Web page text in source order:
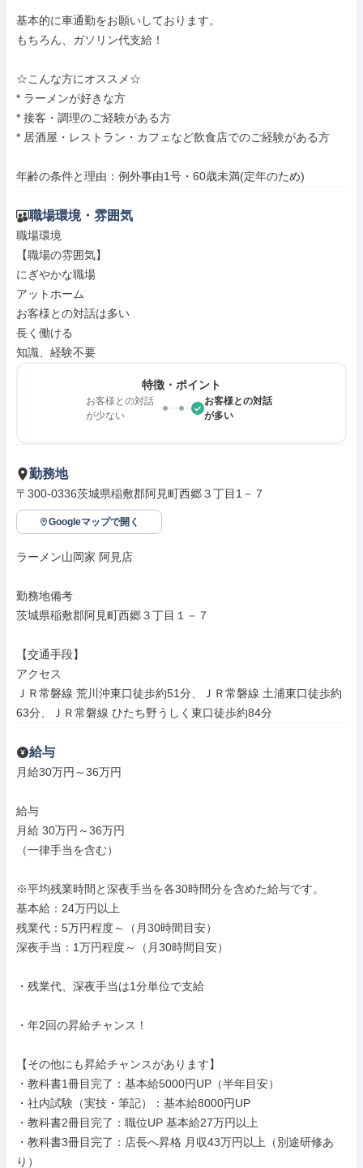
基本的に車通勤をお願いしております。
もちろん、ガソリン代支給！
☆こんな方にオススメ☆
* ラーメンが好きな方
* 接客・調理のご経験がある方
* 居酒屋・レストラン・カフェなど飲食店でのご経験がある方
年齢の条件と理由：例外事由1号・60歳未満(定年のため)
職場環境・雰囲気
職場環境
【職場の雰囲気】
にぎやかな職場
アットホーム
お客様との対話は多い
長く働ける
知識、経験不要
特徴・ポイント
お客様との対話
が少ない
お客様との対話
が多い
勤務地
〒300-0336茨城県稲敷郡阿見町西郷３丁目1－７
Googleマップで開く
ラーメン山岡家 阿見店
勤務地備考
茨城県稲敷郡阿見町西郷３丁目１－７
【交通手段】
アクセス
ＪＲ常磐線 荒川沖東口徒歩約51分、ＪＲ常磐線 土浦東口徒歩約
63分、ＪＲ常磐線 ひたち野うしく東口徒歩約84分
給与
月給30万円～36万円
給与
月給 30万円～36万円
（一律手当を含む）
※平均残業時間と深夜手当を各30時間分を含めた給与です。
基本給：24万円以上
残業代：5万円程度～（月30時間目安）
深夜手当：1万円程度～（月30時間目安）
・残業代、深夜手当は1分単位で支給
・年2回の昇給チャンス！
【その他にも昇給チャンスがあります】
・教科書1冊目完了：基本給5000円UP（半年目安）
・社内試験（実技・筆記）：基本給8000円UP
・教科書2冊目完了：職位UP 基本給27万円以上
・教科書3冊目完了：店長へ昇格 月収43万円以上（別途研修あ
り）